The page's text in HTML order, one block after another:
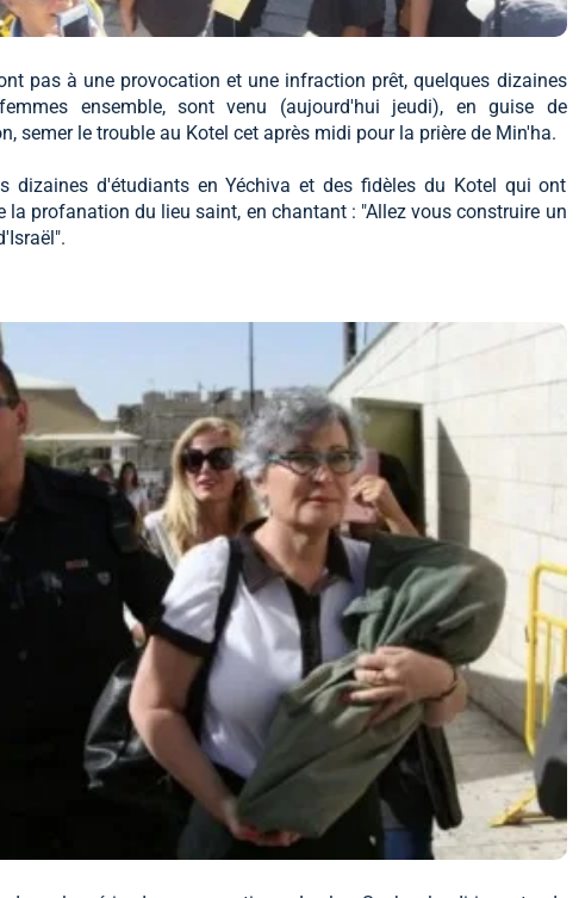
pas à une provocation et une infraction prêt, quelques dizaines
ensemble, sont venu (aujourd'hui jeudi), en guise de
semer le trouble au Kotel cet après midi pour la prière de Min'ha.
dizaines d'étudiants en Yéchiva et des fidèles du Kotel qui ont
la profanation du lieu saint, en chantant : "Allez vous construire un